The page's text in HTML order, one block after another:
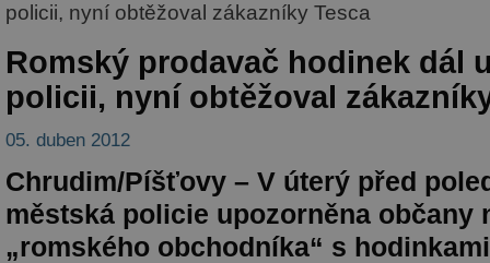
policii, nyní obtěžoval zákazníky Tesca
Romský prodavač hodinek dál
policii, nyní obtěžoval
05. duben 2012
Chrudim/Píšťovy – V úterý před
městská policie upozorněna občany
„romského obchodníka“ s